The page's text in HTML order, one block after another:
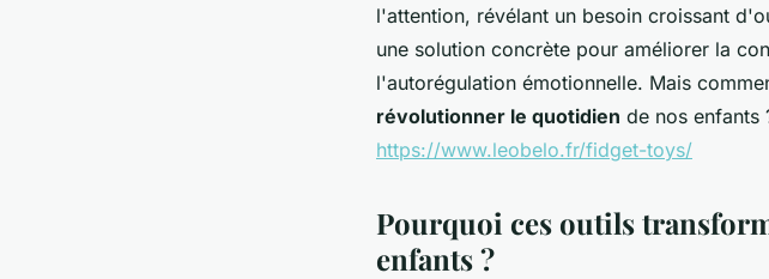
l'attention, révélant un besoin croissant
une solution concrète pour améliorer la
l'autorégulation émotionnelle. Mais
révolutionner le quotidien de nos enfants
https://www.leobelo.fr/fidget-toys/
Pourquoi ces outils
enfants ?